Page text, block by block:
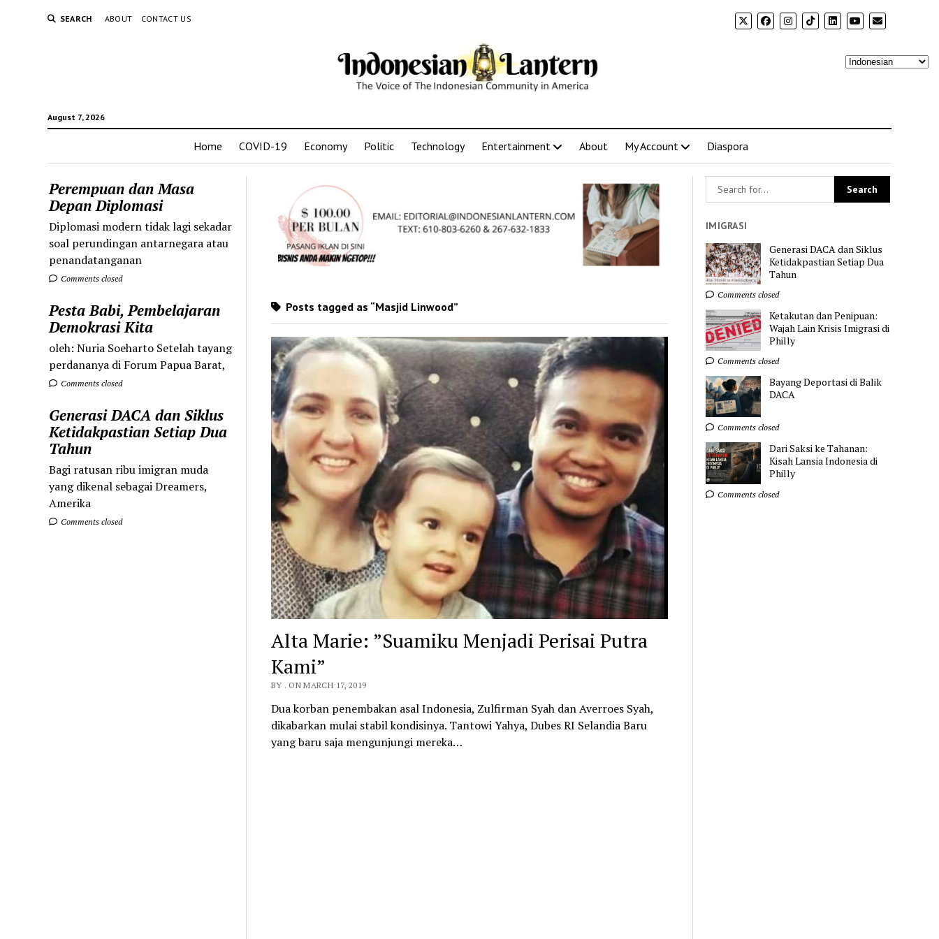
SEARCH ABOUT CONTACT US
August 7, 2026
Home COVID-19 Economy Politic Technology Entertainment About My Account Diaspora
Perempuan dan Masa
Depan Diplomasi
Diplomasi modern tidak lagi sekadar
soal perundingan antarnegara atau
penandatanganan
Comments closed
Pesta Babi, Pembelajaran
Demokrasi Kita
oleh: Nuria Soeharto Setelah tayang
perdananya di Forum Papua Barat,
Comments closed
Generasi DACA dan Siklus
Ketidakpastian Setiap Dua
Tahun
Bagi ratusan ribu imigran muda
yang dikenal sebagai Dreamers,
Amerika
Comments closed
Posts tagged as “Masjid Linwood”
Alta Marie: ”Suamiku Menjadi Perisai Putra
Kami”
BY . ON MARCH 17, 2019
Dua korban penembakan asal Indonesia, Zulfirman Syah dan Averroes Syah,
dikabarkan mulai stabil kondisinya. Tantowi Yahya, Dubes RI Selandia Baru
yang baru saja mengunjungi mereka…
IMIGRASI
Generasi DACA dan Siklus
Ketidakpastian Setiap Dua
Tahun
Comments closed
Ketakutan dan Penipuan:
Wajah Lain Krisis Imigrasi di
Philly
Comments closed
Bayang Deportasi di Balik
DACA
Comments closed
Dari Saksi ke Tahanan:
Kisah Lansia Indonesia di
Philly
Comments closed